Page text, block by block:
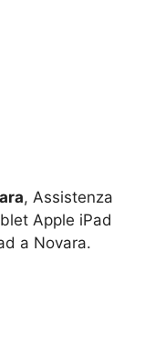
, Assistenza
Apple iPad
a Novara.